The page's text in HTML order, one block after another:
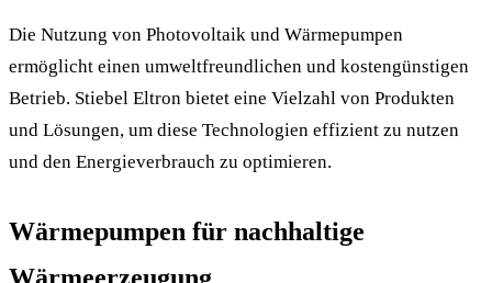
Die Nutzung von Photovoltaik und Wärmepumpen
ermöglicht einen umweltfreundlichen und kostengünstigen
Betrieb. Stiebel Eltron bietet eine Vielzahl von Produkten
und Lösungen, um diese Technologien effizient zu nutzen
und den Energieverbrauch zu optimieren.
Wärmepumpen für nachhaltige